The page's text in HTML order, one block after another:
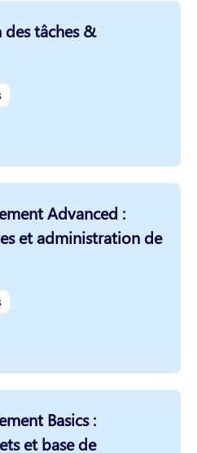
des tâches &
Advanced :
et administration de
Basics :
et base de